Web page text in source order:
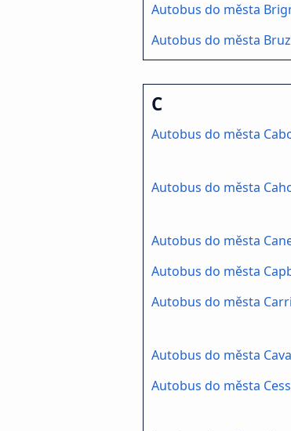
Autobus do města
Autobus do města Bruz
C
Autobus do města
Autobus do města
Autobus do města
Autobus do města
Autobus do města
Autobus do města
Autobus do města